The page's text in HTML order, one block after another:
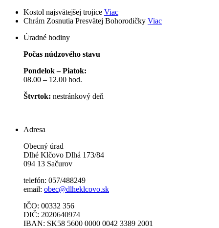
Kostol najsvätejšej trojice Viac
Chrám Zosnutia Presvätej Bohorodičky Viac
Úradné hodiny
Počas núdzového stavu
Pondelok – Piatok:
08.00 – 12.00 hod.
Štvrtok: nestránkový deň
Adresa
Obecný úrad
Dlhé Klčovo Dlhá 173/84
094 13 Sačurov
telefón: 057/488249
email: obec@dlheklcovo.sk
IČO: 00332 356
DIČ: 2020640974
IBAN: SK58 5600 0000 0042 3389 2001